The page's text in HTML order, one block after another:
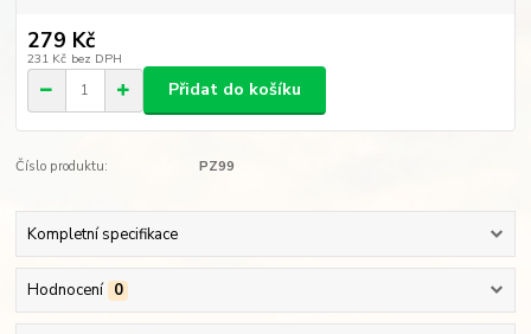
279 Kč
231 Kč bez DPH
Přidat do košíku
Číslo produktu: PZ99
Kompletní specifikace
Hodnocení 0